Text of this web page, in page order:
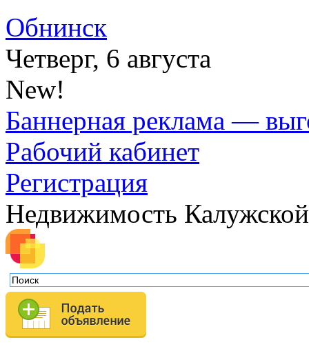
Обнинск
Четверг, 6 августа
New!
Баннерная реклама —
Рабочий кабинет
Регистрация
Недвижимость